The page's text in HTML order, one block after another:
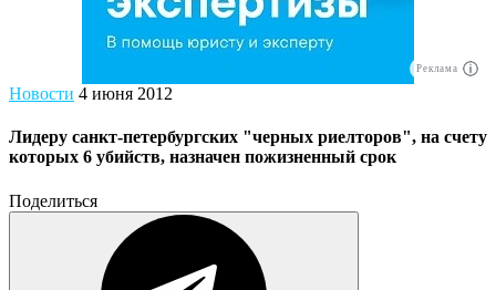
Реклама
Новости 4 июня 2012
Лидеру санкт-петербургских "черных риелторов", на счету
которых 6 убийств, назначен пожизненный срок
Поделиться